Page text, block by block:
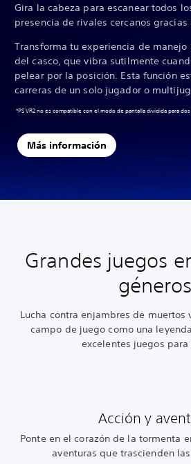
Gira la cabeza para escanear todos
presencia de rivales cercanos gracias
Transforma tu experiencia de
del casco, que vibra sutilmente
pelear por la posición. Esta función
carreras de un solo jugador o
*PS VR2 no es compatible con el modo de pantalla dividida para
Más información
Grandes juegos
géneros
Lucha contra enjambres de
campo de juego como una
excelentes juegos para
Acción y
Ponte en el corazón de la tormenta
aventuras que trascienden